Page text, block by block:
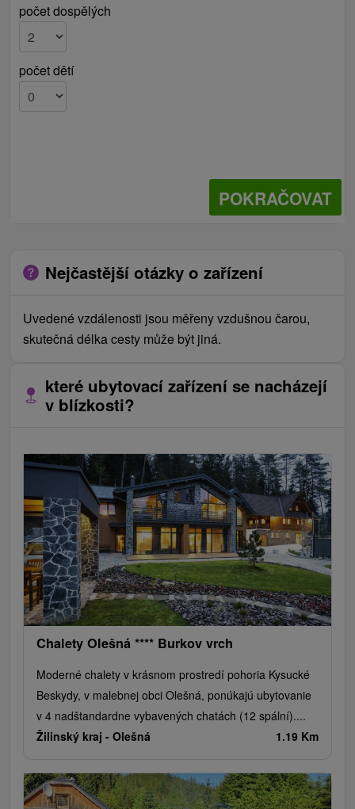
počet dospělých
počet dětí
POKRAČOVAT
Nejčastější otázky o zařízení
Uvedené vzdálenosti jsou měřeny vzdušnou čarou,
skutečná délka cesty může být jiná.
které ubytovací zařízení se nacházejí
v blízkosti?
Chalety Olešná **** Burkov vrch
Moderné chalety v krásnom prostredí pohoria Kysucké
Beskydy, v malebnej obci Olešná, ponúkajú ubytovanie
v 4 nadštandardne vybavených chatách (12 spální)....
Žilinský kraj - Olešná 1.19 Km